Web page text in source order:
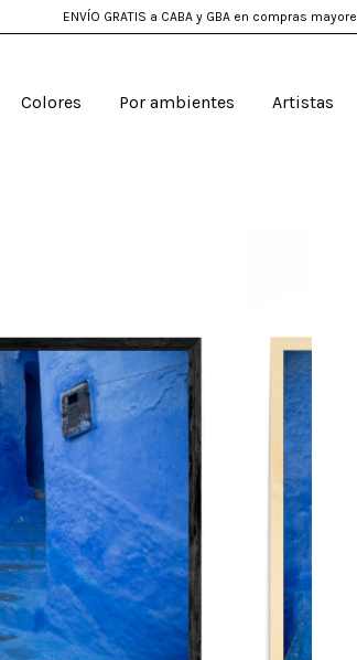
ENVÍO GRATIS a CABA y GBA en compras
Colores Por ambientes Artistas